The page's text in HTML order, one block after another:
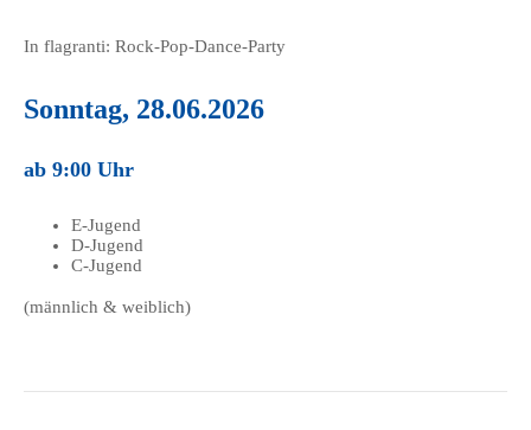
In flagranti: Rock-Pop-Dance-Party
Sonntag, 28.06.2026
ab 9:00 Uhr
E-Jugend
D-Jugend
C-Jugend
(männlich & weiblich)